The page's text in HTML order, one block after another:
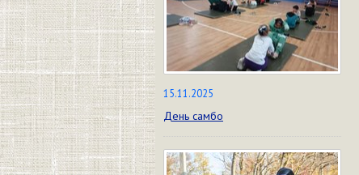
15.11.2025
День самбо